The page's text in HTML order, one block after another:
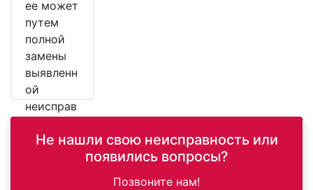
ее может
путем
полной
замены
выявленн
ой
неисправ
детали.
Не нашли свою неисправность или
появились вопросы?
Позвоните нам!